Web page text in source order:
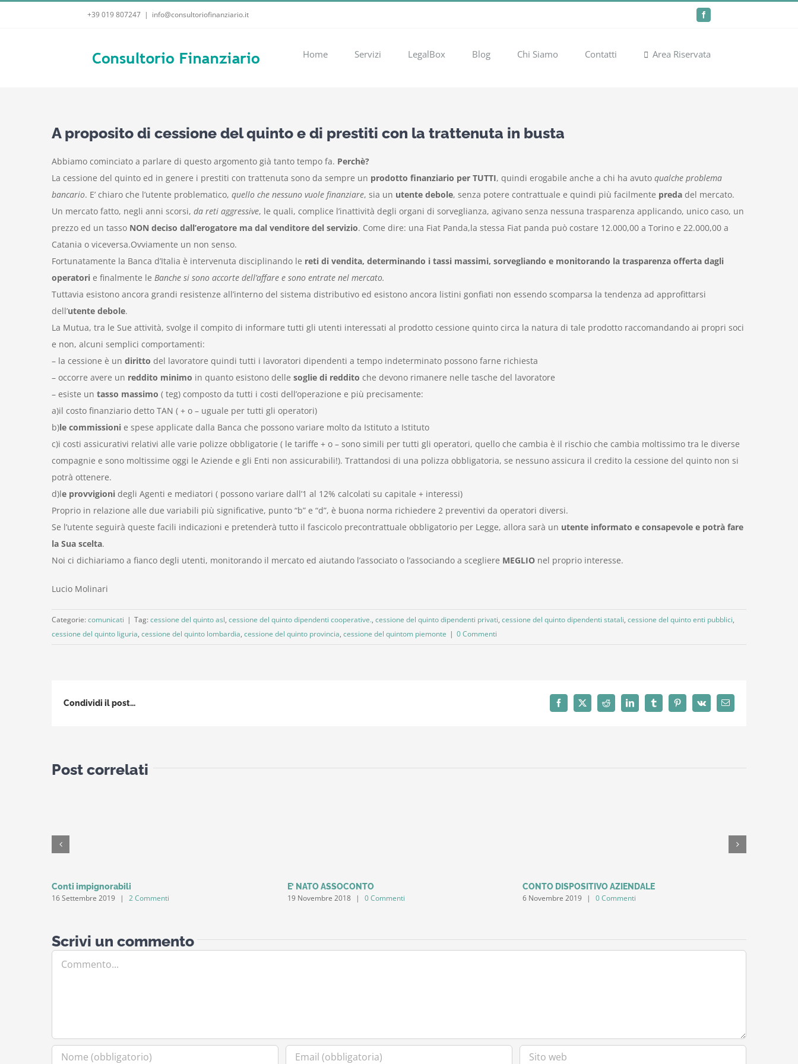
+39 019 807247 | info@consultoriofinanziario.it Facebook
Home Servizi LegalBox Blog Chi Siamo Contatti Area Riservata
A proposito di cessione del quinto e di prestiti con la trattenuta in busta
Abbiamo cominciato a parlare di questo argomento già tanto tempo fa. Perchè?
La cessione del quinto ed in genere i prestiti con trattenuta sono da sempre un prodotto finanziario per TUTTI, quindi erogabile anche a chi ha avuto qualche problema
bancario. E’ chiaro che l’utente problematico, quello che nessuno vuole finanziare, sia un utente debole, senza potere contrattuale e quindi più facilmente preda del mercato.
Un mercato fatto, negli anni scorsi, da reti aggressive, le quali, complice l’inattività degli organi di sorveglianza, agivano senza nessuna trasparenza applicando, unico caso, un
prezzo ed un tasso NON deciso dall’erogatore ma dal venditore del servizio. Come dire: una Fiat Panda,la stessa Fiat panda può costare 12.000,00 a Torino e 22.000,00 a
Catania o viceversa.Ovviamente un non senso.
Fortunatamente la Banca d’Italia è intervenuta disciplinando le reti di vendita, determinando i tassi massimi, sorvegliando e monitorando la trasparenza offerta dagli
operatori e finalmente le Banche si sono accorte dell’affare e sono entrate nel mercato.
Tuttavia esistono ancora grandi resistenze all’interno del sistema distributivo ed esistono ancora listini gonfiati non essendo scomparsa la tendenza ad approfittarsi
dell’utente debole.
La Mutua, tra le Sue attività, svolge il compito di informare tutti gli utenti interessati al prodotto cessione quinto circa la natura di tale prodotto raccomandando ai propri soci
e non, alcuni semplici comportamenti:
– la cessione è un diritto del lavoratore quindi tutti i lavoratori dipendenti a tempo indeterminato possono farne richiesta
– occorre avere un reddito minimo in quanto esistono delle soglie di reddito che devono rimanere nelle tasche del lavoratore
– esiste un tasso massimo ( teg) composto da tutti i costi dell’operazione e più precisamente:
a)il costo finanziario detto TAN ( + o – uguale per tutti gli operatori)
b)le commissioni e spese applicate dalla Banca che possono variare molto da Istituto a Istituto
c)i costi assicurativi relativi alle varie polizze obbligatorie ( le tariffe + o – sono simili per tutti gli operatori, quello che cambia è il rischio che cambia moltissimo tra le diverse
compagnie e sono moltissime oggi le Aziende e gli Enti non assicurabili!). Trattandosi di una polizza obbligatoria, se nessuno assicura il credito la cessione del quinto non si
potrà ottenere.
d)le provvigioni degli Agenti e mediatori ( possono variare dall’1 al 12% calcolati su capitale + interessi)
Proprio in relazione alle due variabili più significative, punto “b” e “d”, è buona norma richiedere 2 preventivi da operatori diversi.
Se l’utente seguirà queste facili indicazioni e pretenderà tutto il fascicolo precontrattuale obbligatorio per Legge, allora sarà un utente informato e consapevole e potrà fare
la Sua scelta.
Noi ci dichiariamo a fianco degli utenti, monitorando il mercato ed aiutando l’associato o l’associando a scegliere MEGLIO nel proprio interesse.
Lucio Molinari
Categorie: comunicati | Tag: cessione del quinto asl, cessione del quinto dipendenti cooperative., cessione del quinto dipendenti privati, cessione del quinto dipendenti statali, cessione del quinto enti pubblici,
cessione del quinto liguria, cessione del quinto lombardia, cessione del quinto provincia, cessione del quintom piemonte | 0 Commenti
Condividi il post... Facebook
X Reddit LinkedInTumblrPinterest
Vk Email
Post correlati
Conti impignorabili
16 Settembre 2019 | 2 Commenti
E’ NATO ASSOCONTO
19 Novembre 2018 | 0 Commenti
CONTO DISPOSITIVO AZIENDALE
6 Novembre 2019 | 0 Commenti
Scrivi un commento